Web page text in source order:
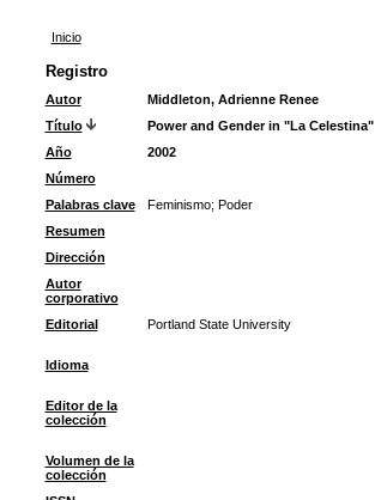
Inicio
Registro
Autor
Middleton, Adrienne Renee
Título
Power and Gender in "La Celestina"
Año
2002
Número
Palabras clave
Feminismo; Poder
Resumen
Dirección
Autor
corporativo
Editorial
Portland State University
Idioma
Editor de la
colección
Volumen de la
colección